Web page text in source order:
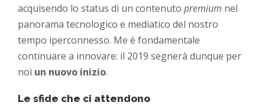
acquisendo lo status di un contenutopremium nel
panorama tecnologico e mediatico del nostro
tempo iperconnesso. Me è fondamentale
continuare a innovare: il 2019 segnerà dunque per
noi un nuovo inizio.
Le sfide che ci attendono